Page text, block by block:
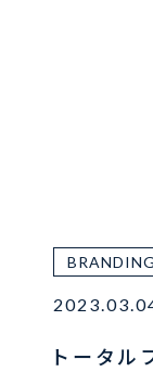
BRANDING
トータ